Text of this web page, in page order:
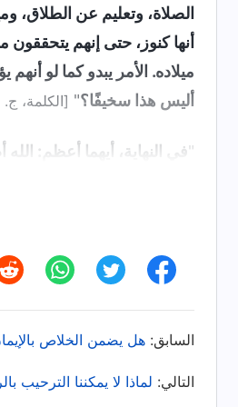
الصلاة، وتعليم عن الطلاق،
أنها كنوز، حتى إنهم
ميلاده. الأمر يبدو كما لو
أليس هذا سخيفًا؟" [الكلمة، ج. 1. ظهور الله وعمله. سر التجسُّد (1)
"في النهاية، أيهما أعظم:
يكون لله الحق في تجاوز
القديم؟ لو كان يسوع يُكرِّم
"لا أحد يعرف حقيقة الكتاب
وأنه لا يقدم لك فهمًا
السابق: هل يضمن الخلاص
التالي: لماذا لا يمكننا